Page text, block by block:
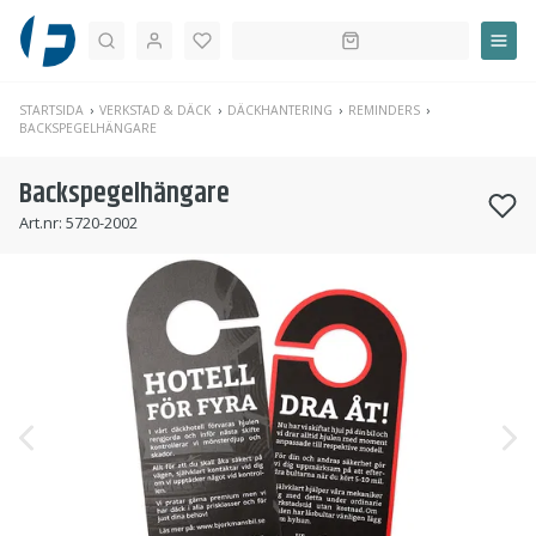
Sök
STARTSIDA VERKSTAD & DÄCK DÄCKHANTERING
REMINDERS
BACKSPEGELHÄNGARE
Backspegelhängare
Art.nr: 5720-2002